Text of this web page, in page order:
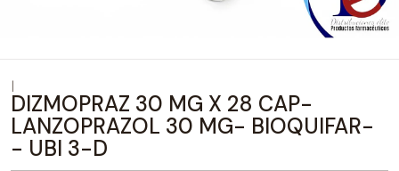
DIZMOPRAZ 30 MG X 28 CAP-
LANZOPRAZOL 30 MG- BIOQUIFAR-
- UBI 3-D